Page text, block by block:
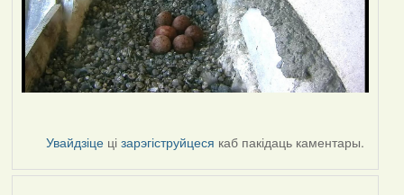
Увайдзіце цізарэгіструйцеся каб пакідаць каментары.